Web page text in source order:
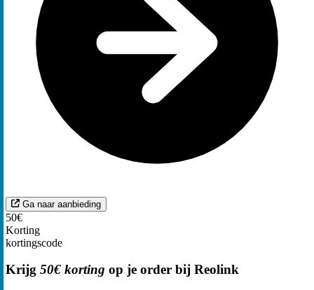
Ga naar aanbieding
50€
Korting
kortingscode
Krijg 50€ korting op je order bij Reolink